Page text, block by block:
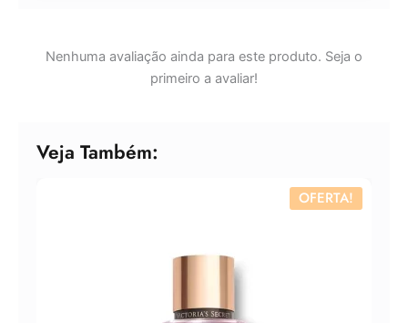
Nenhuma avaliação ainda para este produto. Seja o
primeiro a avaliar!
Veja Também:
OFERTA!